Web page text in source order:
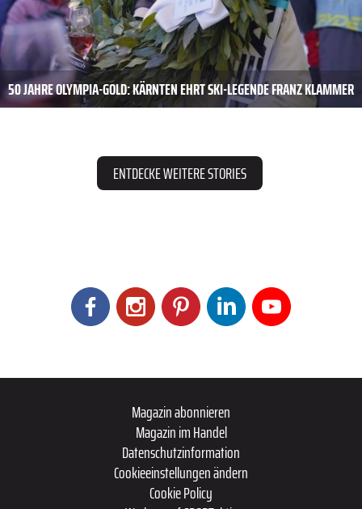
50 JAHRE OLYMPIA-GOLD: KÄRNTEN EHRT SKI-LEGENDE FRANZ KLAMMER
ENTDECKE WEITERE STORIES
Magazin abonnieren
Magazin im Handel
Datenschutzinformation
Cookieeinstellungen ändern
Cookie Policy